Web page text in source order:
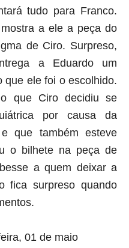
tudo para Franco.
a ele a peça do
de Ciro. Surpreso,
a Eduardo um
que ele foi o escolhido.
que Ciro decidiu se
por causa da
que também esteve
o bilhete na peça de
a quem deixar a
fica surpreso quando
01 de maio